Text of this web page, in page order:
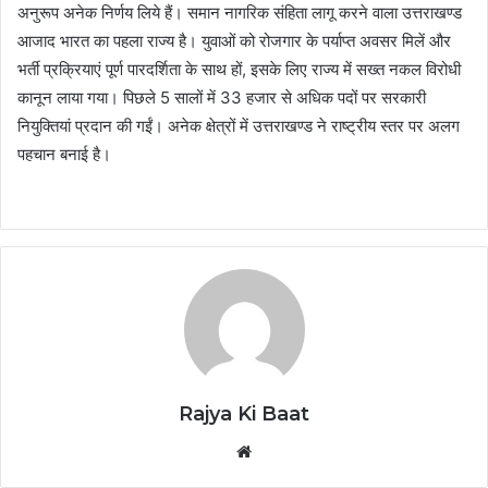
अनुरूप अनेक निर्णय लिये हैं। समान नागरिक संहिता लागू करने वाला उत्तराखण्ड
आजाद भारत का पहला राज्य है। युवाओं को रोजगार के पर्याप्त अवसर मिलें और
भर्ती प्रक्रियाएं पूर्ण पारदर्शिता के साथ हों, इसके लिए राज्य में सख्त नकल विरोधी
कानून लाया गया। पिछले 5 सालों में 33 हजार से अधिक पदों पर सरकारी
नियुक्तियां प्रदान की गईं। अनेक क्षेत्रों में उत्तराखण्ड ने राष्ट्रीय स्तर पर अलग
पहचान बनाई है।
Rajya Ki Baat